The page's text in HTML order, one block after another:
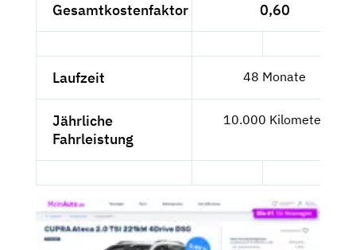
Gesamtkostenfaktor 0,60
Laufzeit 48 Monate
Jährliche
Fahrleistung
10.000 Kilometer